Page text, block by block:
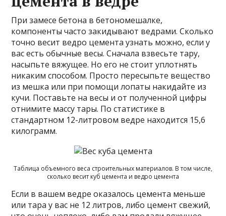
При замесе бетона в бетономешалке,
компоненты часто закидывают ведрами. Сколько
точно весит ведро цемента узнать можно, если у
вас есть обычные весы. Сначала взвесьте тару,
насыпьте вяжущее. Но его не стоит уплотнять
никаким способом. Просто пересыпьте вещество
из мешка или при помощи лопаты накидайте из
кучи. Поставьте на весы и от полученной цифры
отнимите массу тары. По статистике в
стандартном 12-литровом ведре находится 15,6
килограмм.
Таблица объемного веса строительных материалов. В том числе,
сколько весит куб цемента и ведро цемента
Если в вашем ведре оказалось цемента меньше
или тара у вас не 12 литров, либо цемент свежий,